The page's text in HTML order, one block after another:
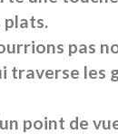
plats.
pas
traverse les
point de